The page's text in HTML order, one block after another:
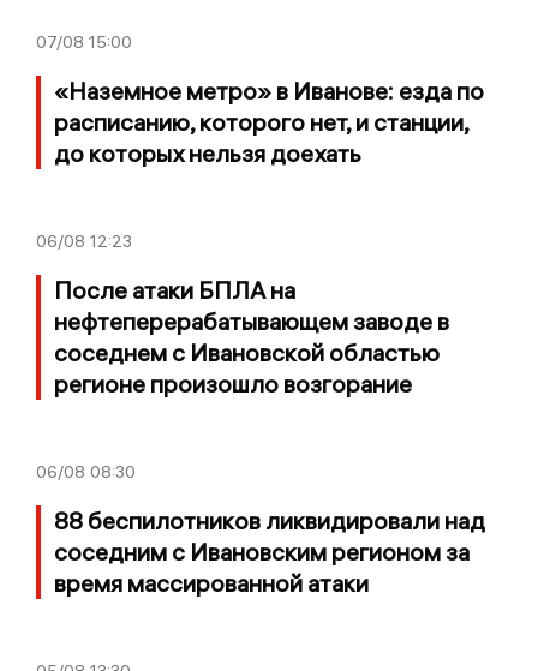
07/08 15:00
«Наземное метро» в Иванове: езда по
расписанию, которого нет, и станции,
до которых нельзя доехать
06/08 12:23
После атаки БПЛА на
нефтеперерабатывающем заводе в
соседнем с Ивановской областью
регионе произошло возгорание
06/08 08:30
88 беспилотников ликвидировали над
соседним с Ивановским регионом за
время массированной атаки